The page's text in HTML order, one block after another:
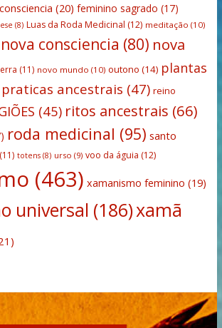
(20) feminino sagrado (17)
(8) Luas da Roda Medicinal (12) meditação (10)
nova consciencia (80) nova
(11) novo mundo (10) outono (14) plantas
praticas ancestrais (47) reino
(45) ritos ancestrais (66)
roda medicinal (95) santo
(11) totens(8) urso (9) voo da águia (12)
(463) xamanismo feminino (19)
universal (186)xamã